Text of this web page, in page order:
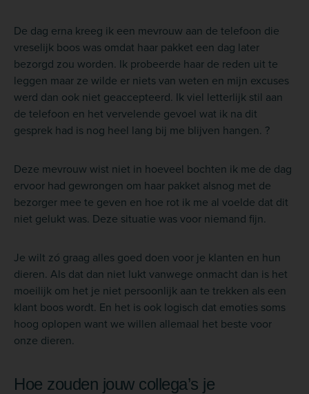
De dag erna kreeg ik een mevrouw aan de telefoon die
vreselijk boos was omdat haar pakket een dag later
bezorgd zou worden. Ik probeerde haar de reden uit te
leggen maar ze wilde er niets van weten en mijn excuses
werd dan ook niet geaccepteerd. Ik viel letterlijk stil aan
de telefoon en het vervelende gevoel wat ik na dit
gesprek had is nog heel lang bij me blijven hangen. ?
Deze mevrouw wist niet in hoeveel bochten ik me de dag
ervoor had gewrongen om haar pakket alsnog met de
bezorger mee te geven en hoe rot ik me al voelde dat dit
niet gelukt was. Deze situatie was voor niemand fijn.
Je wilt zó graag alles goed doen voor je klanten en hun
dieren. Als dat dan niet lukt vanwege onmacht dan is het
moeilijk om het je niet persoonlijk aan te trekken als een
klant boos wordt. En het is ook logisch dat emoties soms
hoog oplopen want we willen allemaal het beste voor
onze dieren.
Hoe zouden jouw collega’s je